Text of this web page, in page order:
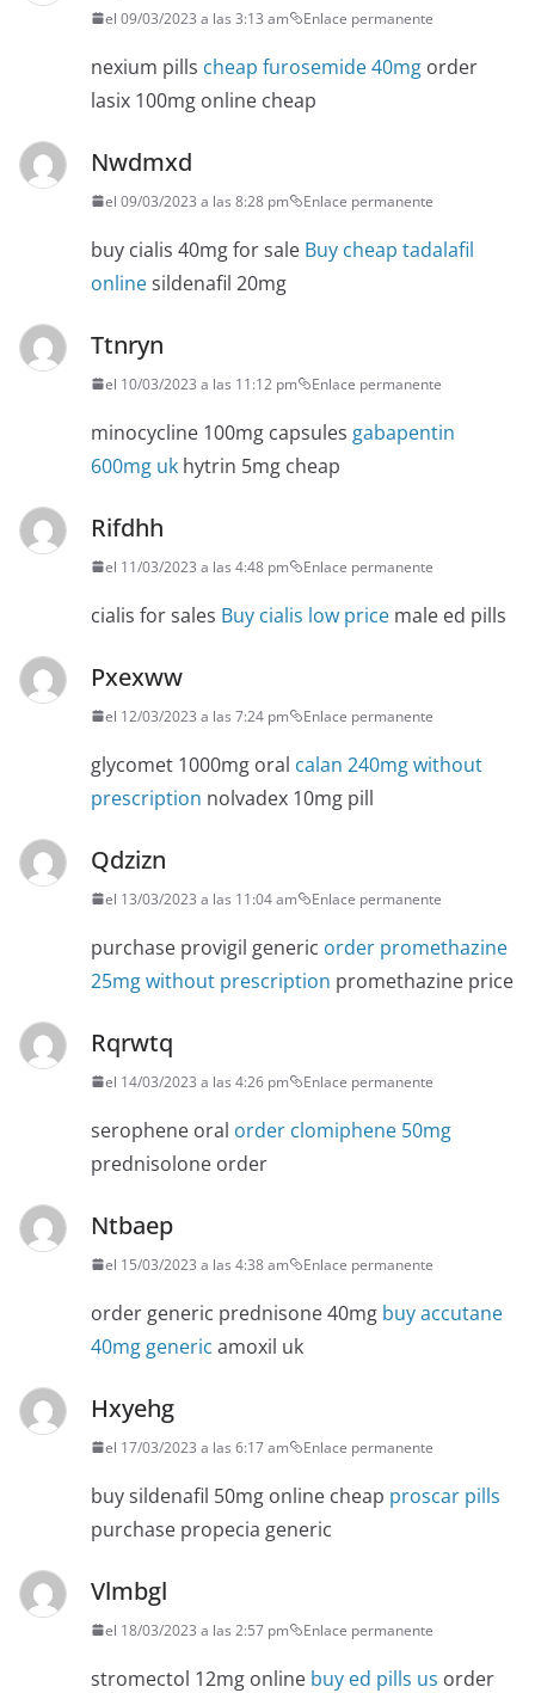
el 09/03/2023 a las 3:13 am Enlace permanente
nexium pills cheap furosemide 40mg order
lasix 100mg online cheap
Nwdmxd
el 09/03/2023 a las 8:28 pm Enlace permanente
buy cialis 40mg for sale Buy cheap tadalafil
onlinesildenafil 20mg
Ttnryn
el 10/03/2023 a las 11:12 pm Enlace permanente
minocycline 100mg capsules gabapentin
600mg uk hytrin 5mg cheap
Rifdhh
el 11/03/2023 a las 4:48 pm Enlace permanente
cialis for sales Buy cialis low price male ed pills
Pxexww
el 12/03/2023 a las 7:24 pm Enlace permanente
glycomet 1000mg oral calan 240mg without
prescription nolvadex 10mg pill
Qdzizn
el 13/03/2023 a las 11:04 am Enlace permanente
purchase provigil generic order promethazine
25mg without prescription promethazine price
Rqrwtq
el 14/03/2023 a las 4:26 pm Enlace permanente
serophene oral order clomiphene 50mg
prednisolone order
Ntbaep
el 15/03/2023 a las 4:38 am Enlace permanente
order generic prednisone 40mg buy accutane
40mg generic amoxil uk
Hxyehg
el 17/03/2023 a las 6:17 am Enlace permanente
buy sildenafil 50mg online cheap proscar pills
purchase propecia generic
Vlmbgl
el 18/03/2023 a las 2:57 pm Enlace permanente
stromectol 12mg online buy ed pills us order